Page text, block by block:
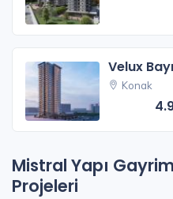
Velux
Konak
Mistral Yapı
Projeleri